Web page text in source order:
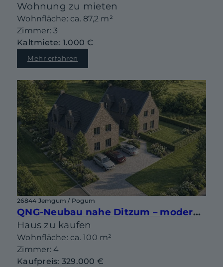
Wohnung zu mieten
Wohnfläche: ca. 87,2 m²
Zimmer: 3
Kaltmiete: 1.000 €
Mehr erfahren
26844 Jemgum / Pogum
QNG-Neubau nahe Ditzum – moderne Doppelhaushälfte mit Gestaltungsspielraum
Haus zu kaufen
Wohnfläche: ca. 100 m²
Zimmer: 4
Kaufpreis: 329.000 €